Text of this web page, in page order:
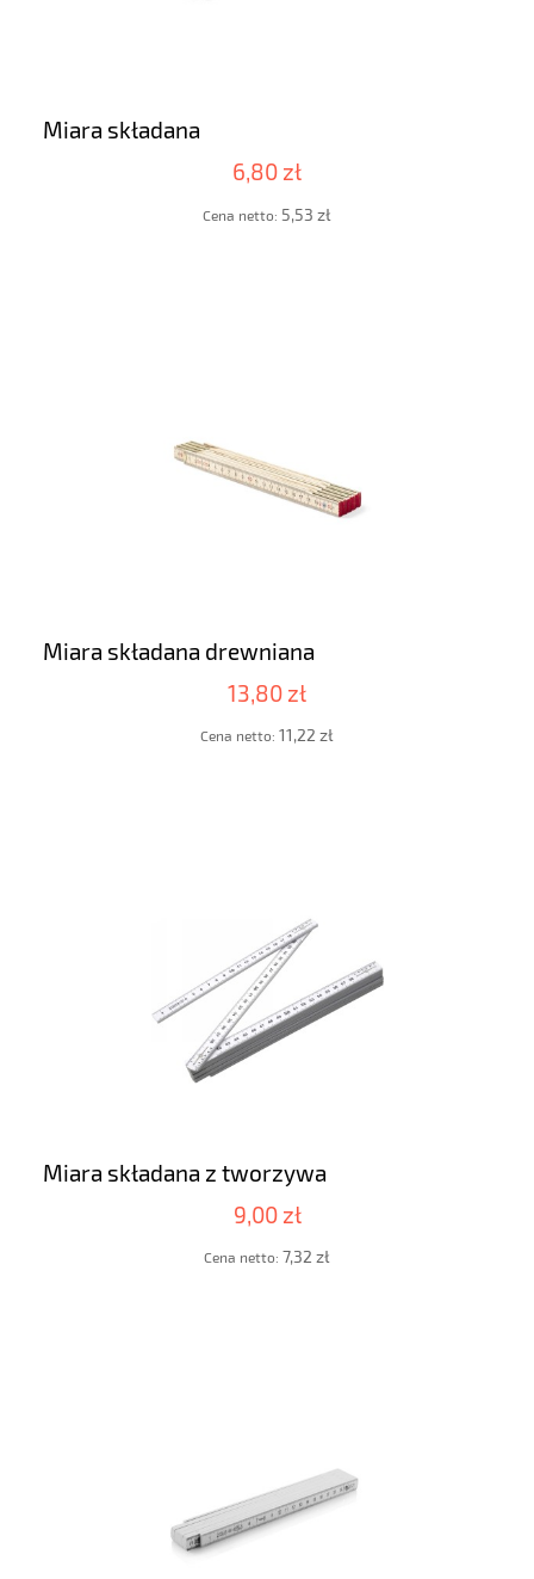
Miara składana
6,80 zł
Cena netto: 5,53 zł
Miara składana drewniana
13,80 zł
Cena netto: 11,22 zł
Miara składana z tworzywa
9,00 zł
Cena netto: 7,32 zł